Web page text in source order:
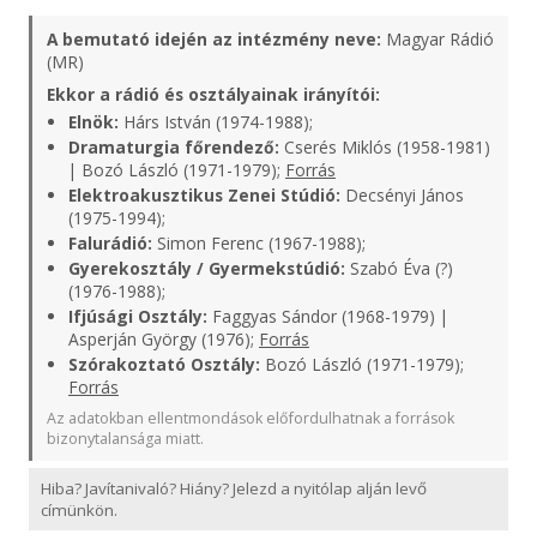
A bemutató idején az intézmény neve: Magyar Rádió
(MR)
Ekkor a rádió és osztályainak irányítói:
Elnök: Hárs István (1974-1988);
Dramaturgia főrendező: Cserés Miklós (1958-1981)
| Bozó László (1971-1979); Forrás
Elektroakusztikus Zenei Stúdió: Decsényi János
(1975-1994);
Falurádió: Simon Ferenc (1967-1988);
Gyerekosztály / Gyermekstúdió: Szabó Éva (?)
(1976-1988);
Ifjúsági Osztály: Faggyas Sándor (1968-1979) |
Asperján György (1976); Forrás
Szórakoztató Osztály: Bozó László (1971-1979);
Forrás
Az adatokban ellentmondások előfordulhatnak a források
bizonytalansága miatt.
Hiba? Javítanivaló? Hiány? Jelezd a nyitólap alján levő
címünkön.